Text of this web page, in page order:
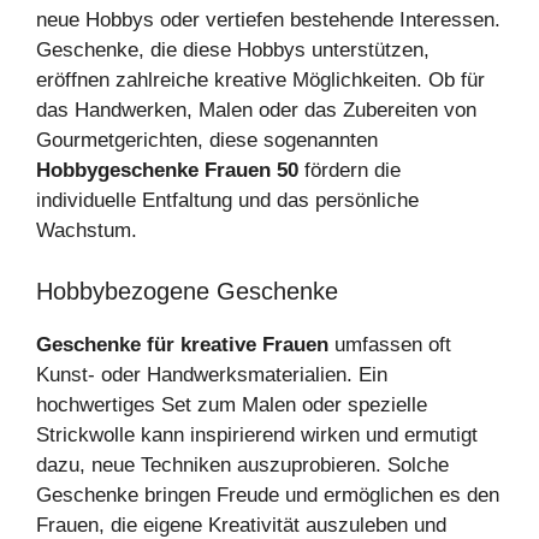
neue Hobbys oder vertiefen bestehende Interessen.
Geschenke, die diese Hobbys unterstützen,
eröffnen zahlreiche kreative Möglichkeiten. Ob für
das Handwerken, Malen oder das Zubereiten von
Gourmetgerichten, diese sogenannten
Hobbygeschenke Frauen 50 fördern die
individuelle Entfaltung und das persönliche
Wachstum.
Hobbybezogene Geschenke
Geschenke für kreative Frauen umfassen oft
Kunst- oder Handwerksmaterialien. Ein
hochwertiges Set zum Malen oder spezielle
Strickwolle kann inspirierend wirken und ermutigt
dazu, neue Techniken auszuprobieren. Solche
Geschenke bringen Freude und ermöglichen es den
Frauen, die eigene Kreativität auszuleben und